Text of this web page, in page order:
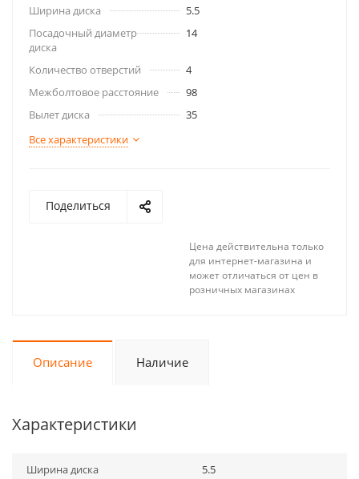
Ширина диска
5.5
Посадочный диаметр
диска
14
Количество отверстий
4
Межболтовое расстояние
98
Вылет диска
35
Все характеристики
Поделиться
Цена действительна только
для интернет-магазина и
может отличаться от цен в
розничных магазинах
Описание Наличие
Характеристики
Ширина диска 5.5